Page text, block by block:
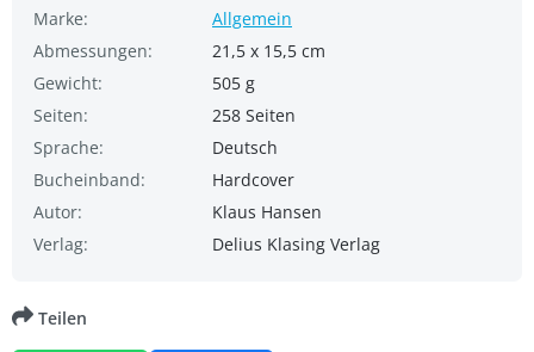
Marke:
Allgemein
Abmessungen:
21,5 x 15,5 cm
Gewicht:
505 g
Seiten:
258 Seiten
Sprache:
Deutsch
Bucheinband:
Hardcover
Autor:
Klaus Hansen
Verlag:
Delius Klasing Verlag
Teilen